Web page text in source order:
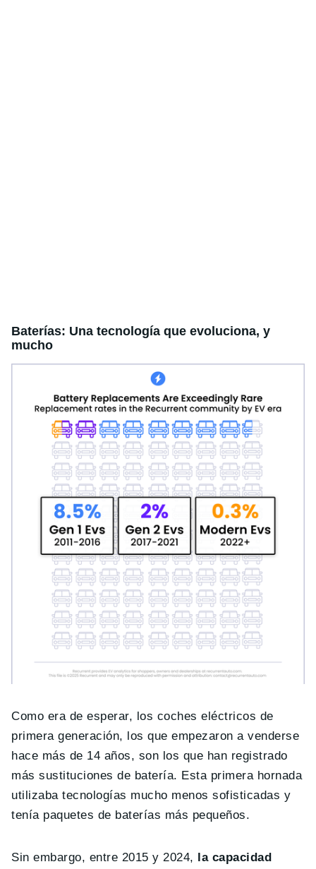
Baterías: Una tecnología que evoluciona, y
mucho
Como era de esperar, los coches eléctricos de
primera generación, los que empezaron a venderse
hace más de 14 años, son los que han registrado
más sustituciones de batería. Esta primera hornada
utilizaba tecnologías mucho menos sofisticadas y
tenía paquetes de baterías más pequeños.
Sin embargo, entre 2015 y 2024, la capacidad